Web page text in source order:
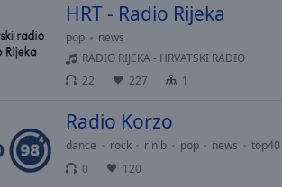
HRT - Radio Rijeka
pop
news
RADIO RIJEKA - HRVATSKI RADIO
22
227 1
Radio Korzo
dance rock r'n'b pop news
top40
0
120